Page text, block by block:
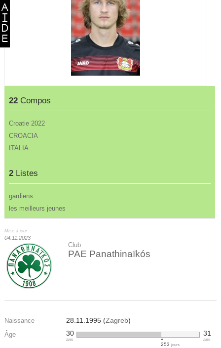
22 Compos
Croatie 2022
CROACIA
ITALIA
2 Listes
gardiens
les meilleurs jeunes
Mise à jour :
04.11.2023
Club
PAE Panathinaïkós
Naissance 28.11.1995 (Zagreb)
Âge 30
ans
253 jours
31
ans